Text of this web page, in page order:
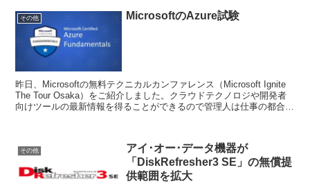
その他 MicrosoftのAzure試験
昨日、Microsoftの無料テクニカルカンファレンス（Microsoft Ignite
The Tour Osaka）をご紹介しました。クラウドテクノロジや開発者
向けツールの最新情報を得ることができるので管理人は仕事の都合を
その他
アイ･オー･データ機器が
「DiskRefresher3 SE」の無償提
供範囲を拡大